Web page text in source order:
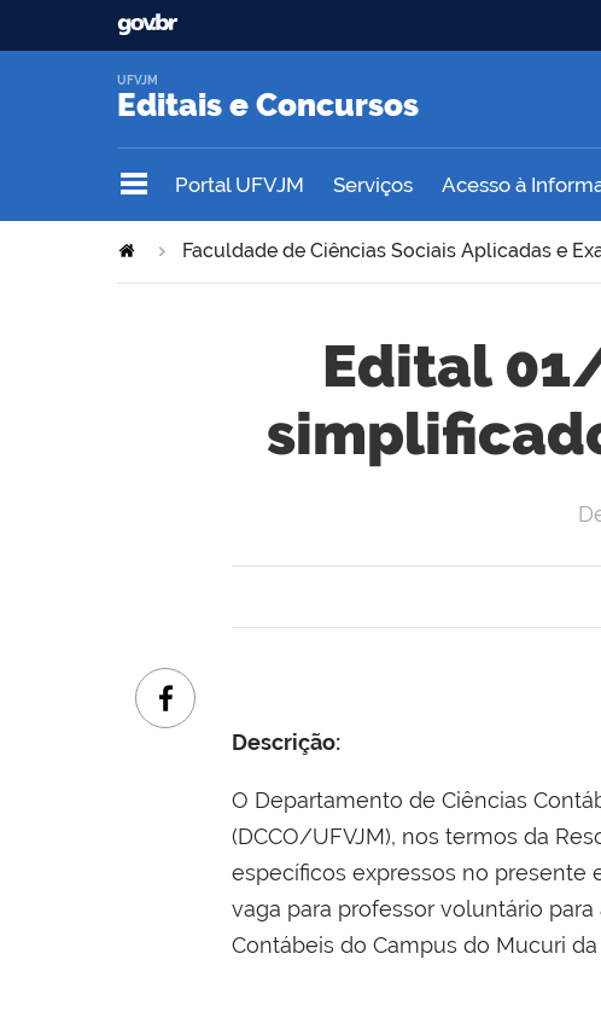
Editais e Concursos
UFVJM
Portal UFVJM Serviços Acesso à
Faculdade de Ciências Sociais Aplicadas e
Edital
Descrição:
O Departamento de Ciências
(DCCO/UFVJM), nos termos da
específicos expressos no presente
vaga para professor voluntário
Contábeis do Campus do Mucuri